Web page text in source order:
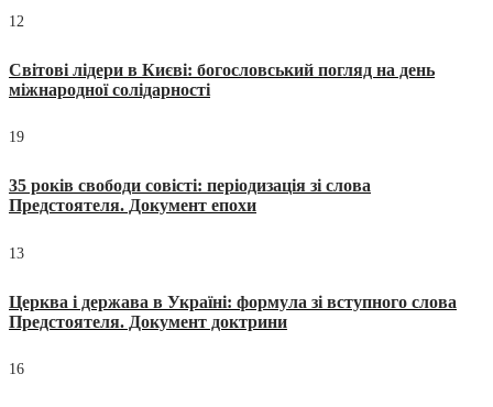
12
Світові лідери в Києві: богословський погляд на день
міжнародної солідарності
19
35 років свободи совісті: періодизація зі слова
Предстоятеля. Документ епохи
13
Церква і держава в Україні: формула зі вступного слова
Предстоятеля. Документ доктрини
16